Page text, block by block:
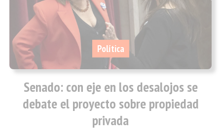
Senado: con eje en los desalojos se
debate el proyecto sobre propiedad
privada
Política